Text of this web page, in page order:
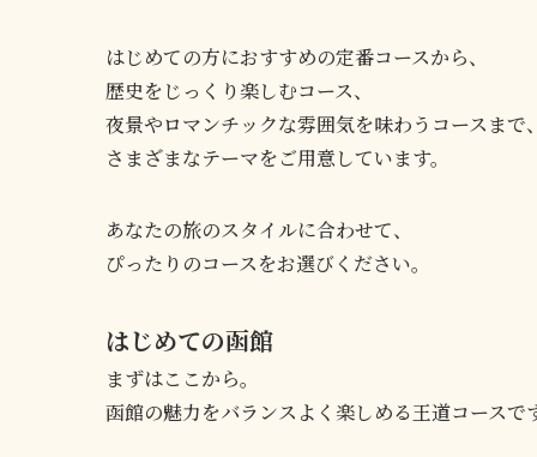
はじめての方におすすめの定番コースから、
歴史をじっくり楽しむコース、
夜景やロマンチックな雰囲気を味わうコースまで
さまざまなテーマをご用意しています。
あなたの旅のスタイルに合わせて、
ぴったりのコースをお選びください。
はじめての函館
まずはここから。
函館の魅力をバランスよく楽しめる王道コースで